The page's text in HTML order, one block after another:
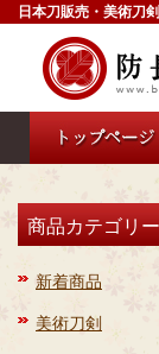
日本刀販売・美術刀
商品カテゴリー
新着商品
美術刀剣